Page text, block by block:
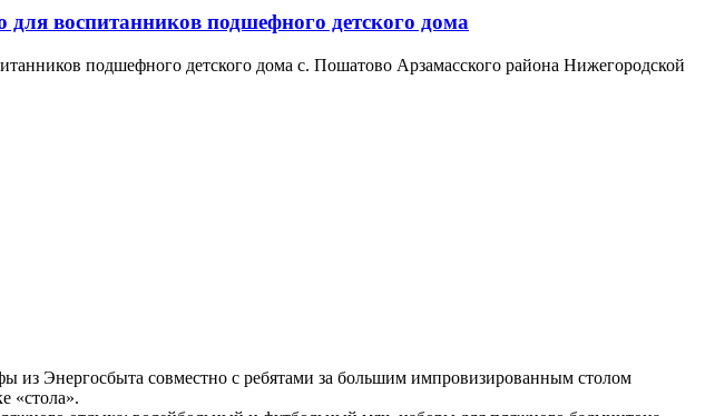
воспитанников подшефного детского дома
подшефного детского дома с. Пошатово Арзамасского района Нижегородской
из Энергосбыта совместно с ребятами за большим импровизированным столом
«стола».